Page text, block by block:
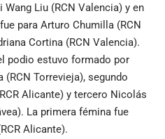
Wang Liu (RCN Valencia) y en
para Arturo Chumilla (RCN
Cortina (RCN Valencia).
podio estuvo formado por
(RCN Torrevieja), segundo
Alicante) y tercero Nicolás
La primera fémina fue
Alicante).